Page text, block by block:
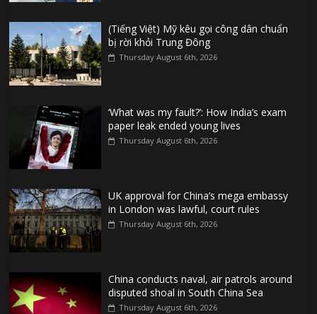
(Tiếng Việt) Mỹ kêu gọi công dân chuẩn
bị rời khỏi Trung Đông
Thursday August 6th, 2026
‘What was my fault?’: How India’s exam
paper leak ended young lives
Thursday August 6th, 2026
UK approval for China’s mega embassy
in London was lawful, court rules
Thursday August 6th, 2026
China conducts naval, air patrols around
disputed shoal in South China Sea
Thursday August 6th, 2026